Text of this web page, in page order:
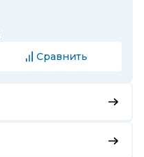
Сравнить